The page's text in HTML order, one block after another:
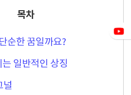
목차
순한 꿈일까요?
일반적인 상징
널